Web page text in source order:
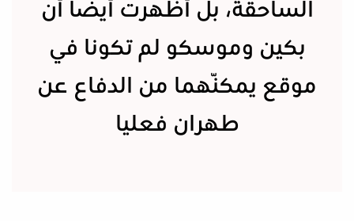
الساحقة، بل أظهرت أيضا أن
بكين وموسكو لم تكونا في
موقع يمكّنهما من الدفاع عن
طهران فعليا